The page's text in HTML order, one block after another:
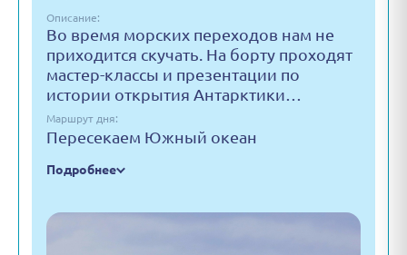
Описание:
Во время морских переходов нам не
приходится скучать. На борту проходят
мастер-классы и презентации по
истории открытия Антарктики…
Маршрут дня:
Пересекаем Южный океан
Подробнее